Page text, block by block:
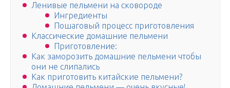
Ленивые пельмени на сковороде
Ингредиенты
Пошаговый процесс приготовления
Классические домашние пельмени
Приготовление:
Как заморозить домашние пельмени чтобы
они не слипались
Как приготовить китайские пельмени?